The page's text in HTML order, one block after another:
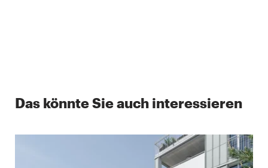
Das könnte Sie auch interessieren